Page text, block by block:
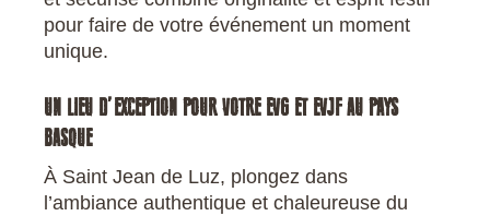
pour faire de votre événement un moment
unique.
UN LIEU D’EXCEPTION POUR VOTRE EVG ET EVJF AU PAYS
BASQUE
À Saint Jean de Luz, plongez dans
l’ambiance authentique et chaleureuse du